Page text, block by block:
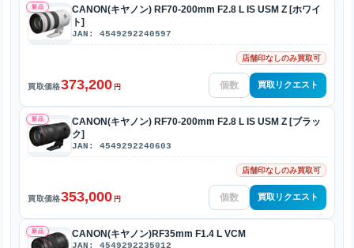
新品
CANON(キヤノン) RF70-200mm F2.8 L IS USM Z [ホワイ
ト]
JAN: 4549292240597
店舗印なしのみ買取可
買取価格373,200 円 買取リクエスト
新品
CANON(キヤノン) RF70-200mm F2.8 L IS USM Z [ブラッ
ク]
JAN: 4549292240603
店舗印なしのみ買取可
買取価格353,000 円 買取リクエスト
新品 CANON(キヤノン)RF35mm F1.4 L VCM
JAN: 4549292235012